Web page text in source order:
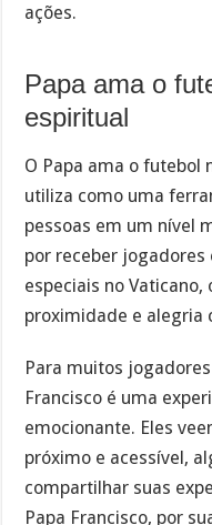
ações.
Papa ama o
espiritual
O Papa ama o futebol
utiliza como uma
pessoas em um nível
por receber jogadores
especiais no
proximidade e alegria
Para muitos
Francisco é uma
emocionante. Eles
próximo e acessível,
compartilhar suas
Papa Francisco, por